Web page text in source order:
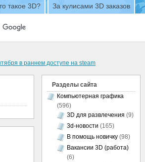
такое 3D? За кулисами 3D заказов
Разделы сайта
Компьютерная графика
(596)
3D для развлечения (9)
3d-новости (165)
В помощь новичку (98)
Вакансии 3D (работа)
(6)